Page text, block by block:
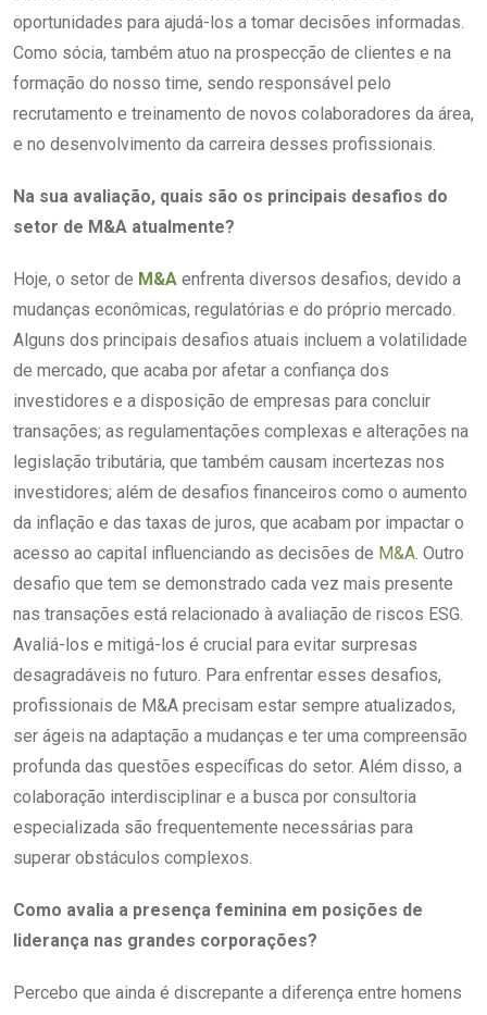
oportunidades para ajudá-los a tomar decisões informadas.
Como sócia, também atuo na prospecção de clientes e na
formação do nosso time, sendo responsável pelo
recrutamento e treinamento de novos colaboradores da área,
e no desenvolvimento da carreira desses profissionais.
Na sua avaliação, quais são os principais desafios do
setor de M&A atualmente?
Hoje, o setor de M&A enfrenta diversos desafios, devido a
mudanças econômicas, regulatórias e do próprio mercado.
Alguns dos principais desafios atuais incluem a volatilidade
de mercado, que acaba por afetar a confiança dos
investidores e a disposição de empresas para concluir
transações; as regulamentações complexas e alterações na
legislação tributária, que também causam incertezas nos
investidores; além de desafios financeiros como o aumento
da inflação e das taxas de juros, que acabam por impactar o
acesso ao capital influenciando as decisões de M&A. Outro
desafio que tem se demonstrado cada vez mais presente
nas transações está relacionado à avaliação de riscos ESG.
Avaliá-los e mitigá-los é crucial para evitar surpresas
desagradáveis no futuro. Para enfrentar esses desafios,
profissionais de M&A precisam estar sempre atualizados,
ser ágeis na adaptação a mudanças e ter uma compreensão
profunda das questões específicas do setor. Além disso, a
colaboração interdisciplinar e a busca por consultoria
especializada são frequentemente necessárias para
superar obstáculos complexos.
Como avalia a presença feminina em posições de
liderança nas grandes corporações?
Percebo que ainda é discrepante a diferença entre homens